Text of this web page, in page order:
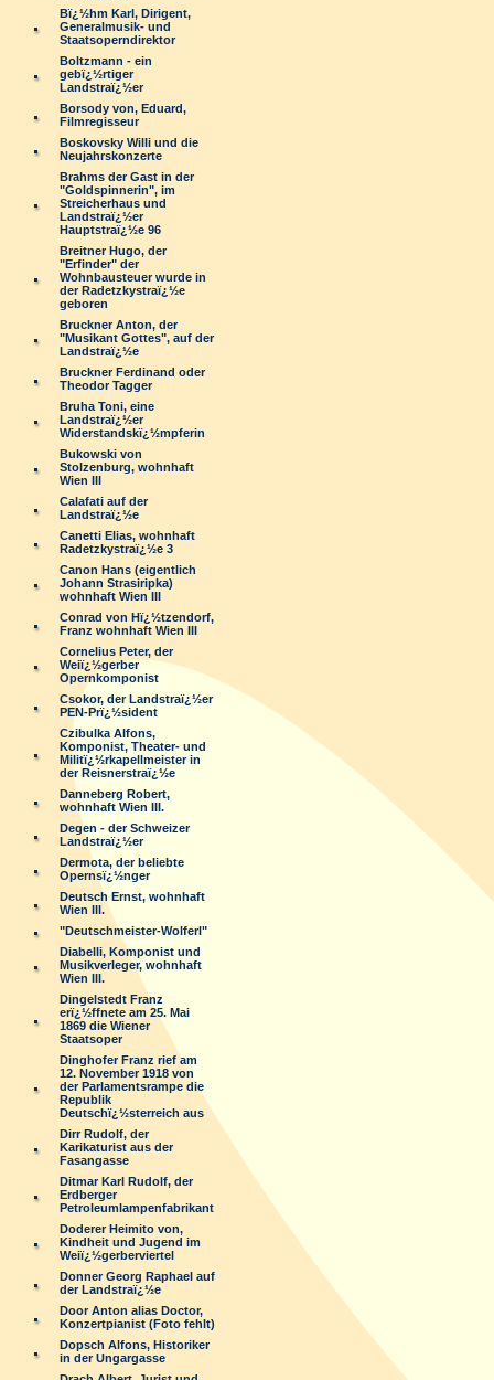
Bï¿½hm Karl, Dirigent,
Generalmusik- und
Staatsoperndirektor
Boltzmann - ein
gebï¿½rtiger
Landstraï¿½er
Borsody von, Eduard,
Filmregisseur
Boskovsky Willi und die
Neujahrskonzerte
Brahms der Gast in der
"Goldspinnerin", im
Streicherhaus und
Landstraï¿½er
Hauptstraï¿½e 96
Breitner Hugo, der
"Erfinder" der
Wohnbausteuer wurde in
der Radetzkystraï¿½e
geboren
Bruckner Anton, der
"Musikant Gottes", auf der
Landstraï¿½e
Bruckner Ferdinand oder
Theodor Tagger
Bruha Toni, eine
Landstraï¿½er
Widerstandskï¿½mpferin
Bukowski von
Stolzenburg, wohnhaft
Wien III
Calafati auf der
Landstraï¿½e
Canetti Elias, wohnhaft
Radetzkystraï¿½e 3
Canon Hans (eigentlich
Johann Strasiripka)
wohnhaft Wien III
Conrad von Hï¿½tzendorf,
Franz wohnhaft Wien III
Cornelius Peter, der
Weiï¿½gerber
Opernkomponist
Csokor, der Landstraï¿½er
PEN-Prï¿½sident
Czibulka Alfons,
Komponist, Theater- und
Militï¿½rkapellmeister in
der Reisnerstraï¿½e
Danneberg Robert,
wohnhaft Wien III.
Degen - der Schweizer
Landstraï¿½er
Dermota, der beliebte
Opernsï¿½nger
Deutsch Ernst, wohnhaft
Wien III.
"Deutschmeister-Wolferl"
Diabelli, Komponist und
Musikverleger, wohnhaft
Wien III.
Dingelstedt Franz
erï¿½ffnete am 25. Mai
1869 die Wiener
Staatsoper
Dinghofer Franz rief am
12. November 1918 von
der Parlamentsrampe die
Republik
Deutschï¿½sterreich aus
Dirr Rudolf, der
Karikaturist aus der
Fasangasse
Ditmar Karl Rudolf, der
Erdberger
Petroleumlampenfabrikant
Doderer Heimito von,
Kindheit und Jugend im
Weiï¿½gerberviertel
Donner Georg Raphael auf
der Landstraï¿½e
Door Anton alias Doctor,
Konzertpianist (Foto fehlt)
Dopsch Alfons, Historiker
in der Ungargasse